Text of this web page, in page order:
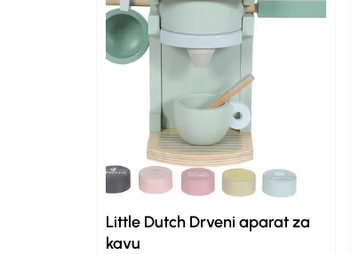
Little Dutch Drveni aparat za
kavu